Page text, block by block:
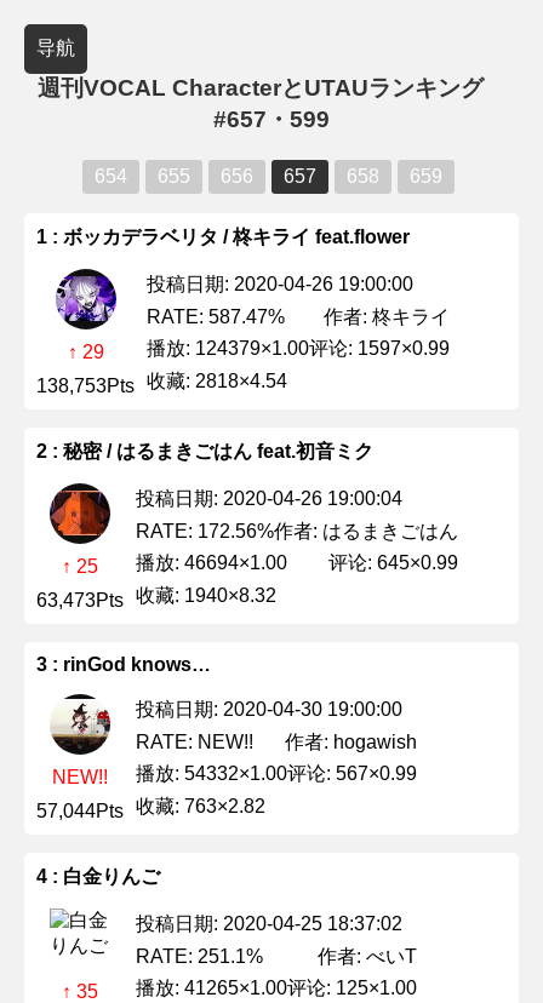
导航
週刊VOCAL CharacterとUTAUランキング
#657・599
654 655 656 657 658 659
1 : ボッカデラベリタ / 柊キライ feat.flower
↑ 29
138,753Pts
投稿日期: 2020-04-26 19:00:00
RATE: 587.47%
作者: 柊キライ
播放: 124379×1.00评论: 1597×0.99
收藏: 2818×4.54
2 : 秘密 / はるまきごはん feat.初音ミク
↑ 25
63,473Pts
投稿日期: 2020-04-26 19:00:04
RATE: 172.56%作者: はるまきごはん
播放: 46694×1.00
评论: 645×0.99
收藏: 1940×8.32
3 : rinGod knows…
NEW!!
57,044Pts
投稿日期: 2020-04-30 19:00:00
RATE: NEW!!
作者: hogawish
播放: 54332×1.00评论: 567×0.99
收藏: 763×2.82
4 : 白金りんご
↑ 35
投稿日期: 2020-04-25 18:37:02
RATE: 251.1%
作者: べいT
播放: 41265×1.00评论: 125×1.00